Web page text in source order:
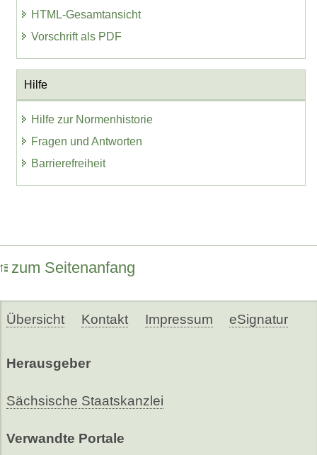
HTML-Gesamtansicht
Vorschrift als PDF
Hilfe
Hilfe zur Normenhistorie
Fragen und Antworten
Barrierefreiheit
zum Seitenanfang
Übersicht Kontakt Impressum eSignatur
Herausgeber
Sächsische Staatskanzlei
Verwandte Portale